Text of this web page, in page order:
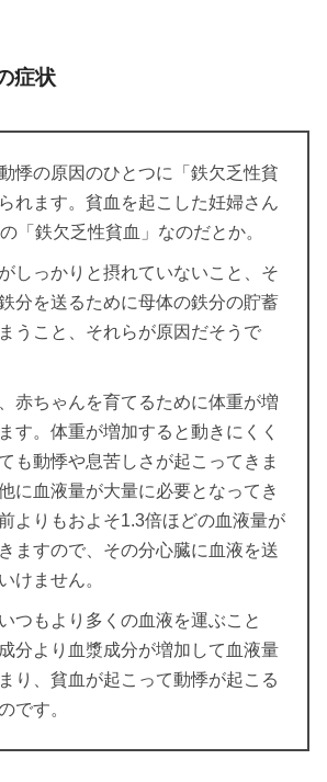
症状
悸の原因のひとつに「鉄欠乏性貧
れます。貧血を起こした妊婦さん
「鉄欠乏性貧血」なのだとか。
しっかりと摂れていないこと、そ
分を送るために母体の鉄分の貯蓄
うこと、それらが原因だそうで
赤ちゃんを育てるために体重が増
す。体重が増加すると動きにくく
も動悸や息苦しさが起こってきま
に血液量が大量に必要となってき
よりもおよそ1.3倍ほどの血液量が
ますので、その分心臓に血液を送
けません。
つもより多くの血液を運ぶこと
分より血漿成分が増加して血液量
り、貧血が起こって動悸が起こる
です。